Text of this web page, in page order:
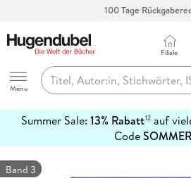
100 Tage
Hugendubel
Menu
Filiale
Summer Sale: 13% Rabatt12auf
Code
erfahren
Band 3